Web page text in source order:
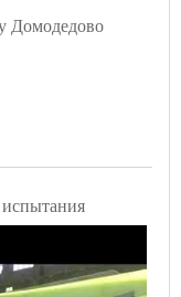
Домодедово